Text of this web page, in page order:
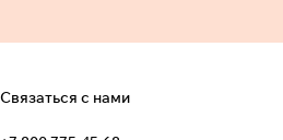
Связаться с нами